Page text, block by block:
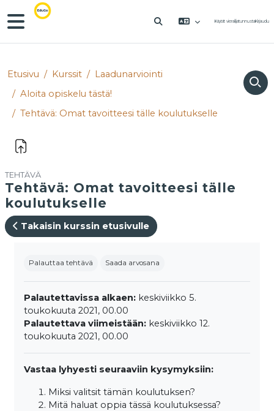
Siirry pääsisältöön
Sivupaneeli
VAIHDA HAKUSYÖTTÖÄ
Käytät vierailijatunnustaKirjaudu
Etusivu Kurssit
Laadunarviointi
Aloita opiskelu tästä!
Tehtävä: Omat tavoitteesi tälle koulutukselle
TEHTÄVÄ
Tehtävä: Omat tavoitteesi tälle
koulutukselle
Takaisin kurssin etusivulle
Palauttaa tehtävä Saada arvosana
Palautettavissa alkaen: keskiviikko 5.
toukokuuta 2021, 00.00
Palautettava viimeistään: keskiviikko 12.
toukokuuta 2021, 00.00
Vastaa lyhyesti seuraaviin kysymyksiin:
Miksi valitsit tämän koulutuksen?
Mitä haluat oppia tässä koulutuksessa?